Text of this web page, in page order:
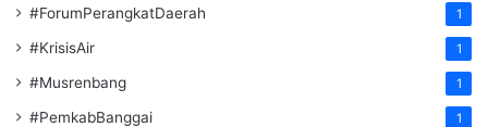
#ForumPerangkatDaerah 1
#KrisisAir 1
#Musrenbang 1
#PemkabBanggai 1